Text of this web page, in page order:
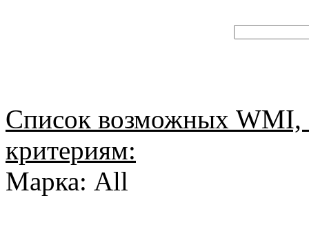
Список возможных
критериям:
Марка: All